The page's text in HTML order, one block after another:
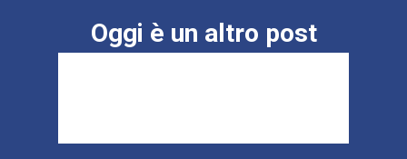
Oggi è un altro post